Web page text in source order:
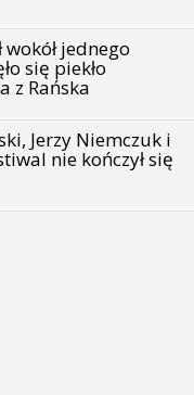
wokół jednego
się piekło
z Rańska
Jerzy Niemczuk i
nie kończył się